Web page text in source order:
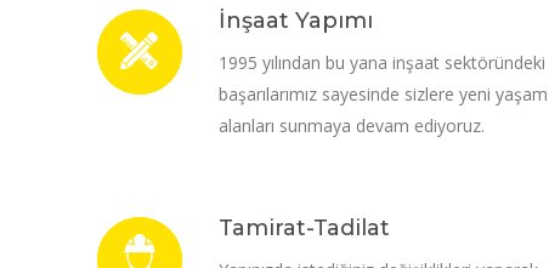
İnşaat Yapımı
1995 yılından bu yana inşaat sektöründeki
başarılarımız sayesinde sizlere yeni yaşam
alanları sunmaya devam ediyoruz.
Tamirat-Tadilat